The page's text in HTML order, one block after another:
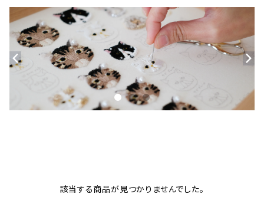
該当する商品が見つかりませんでした。